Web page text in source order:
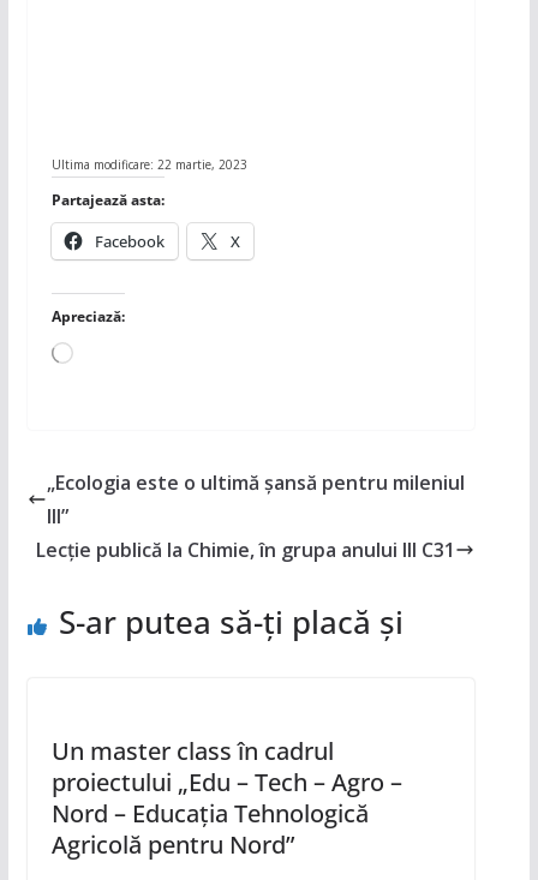
Ultima modificare: 22 martie, 2023
Partajează asta:
Facebook X
Apreciază:
Încarc...
„Ecologia este o ultimă șansă pentru mileniul
III”
Lecție publică la Chimie, în grupa anului III C31
S-ar putea să-ți placă și
Un master class în cadrul
proiectului „Edu – Tech – Agro –
Nord – Educația Tehnologică
Agricolă pentru Nord”